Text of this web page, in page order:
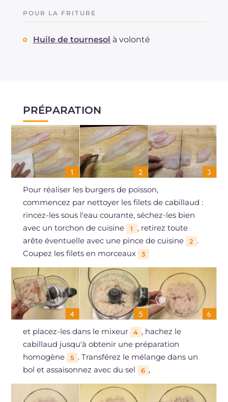
POUR LA FRITURE
Huile de tournesol à volonté
PRÉPARATION
Pour réaliser les burgers de poisson,
commencez par nettoyer les filets de cabillaud :
rincez-les sous l'eau courante, séchez-les bien
avec un torchon de cuisine
1
, retirez toute
arête éventuelle avec une pince de cuisine
2 .
Coupez les filets en morceaux
3
et placez-les dans le mixeur 4 , hachez le
cabillaud jusqu'à obtenir une préparation
homogène
5 . Transférez le mélange dans un
bol et assaisonnez avec du sel
6 ,